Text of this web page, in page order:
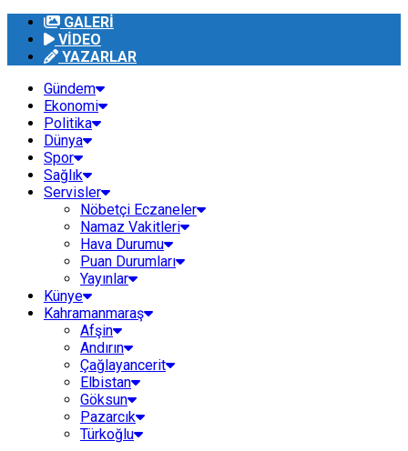
GALERİ
VİDEO
YAZARLAR
Gündem
Ekonomi
Politika
Dünya
Spor
Sağlık
Servisler
Nöbetçi Eczaneler
Namaz Vakitleri
Hava Durumu
Puan Durumları
Yayınlar
Künye
Kahramanmaraş
Afşin
Andırın
Çağlayancerit
Elbistan
Göksun
Pazarcık
Türkoğlu